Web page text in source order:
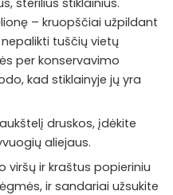
– kruopščiai užpildant
tuščių vietų
per konservavimo
kad stiklainyje jų yra
druskos, įdėkite
aliejaus.
viršų ir kraštus popieriniu
ir sandariai užsukite